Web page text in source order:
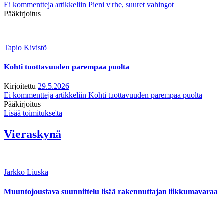
Ei kommentteja artikkeliin Pieni virhe, suuret vahingot
Pääkirjoitus
Tapio Kivistö
Kohti tuottavuuden parempaa puolta
Kirjoitettu 29.5.2026
Ei kommentteja artikkeliin Kohti tuottavuuden parempaa puolta
Pääkirjoitus
Lisää toimitukselta
Vieraskynä
Jarkko Liuska
Muuntojoustava suunnittelu lisää rakennuttajan liikkumavaraa